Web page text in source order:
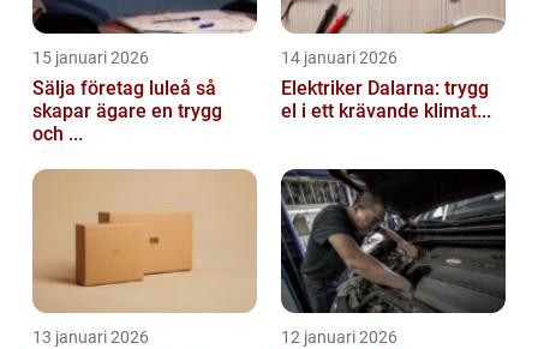
15 januari 2026
Sälja företag luleå så
skapar ägare en trygg
och ...
14 januari 2026
Elektriker Dalarna: trygg
el i ett krävande klimat...
13 januari 2026 12 januari 2026